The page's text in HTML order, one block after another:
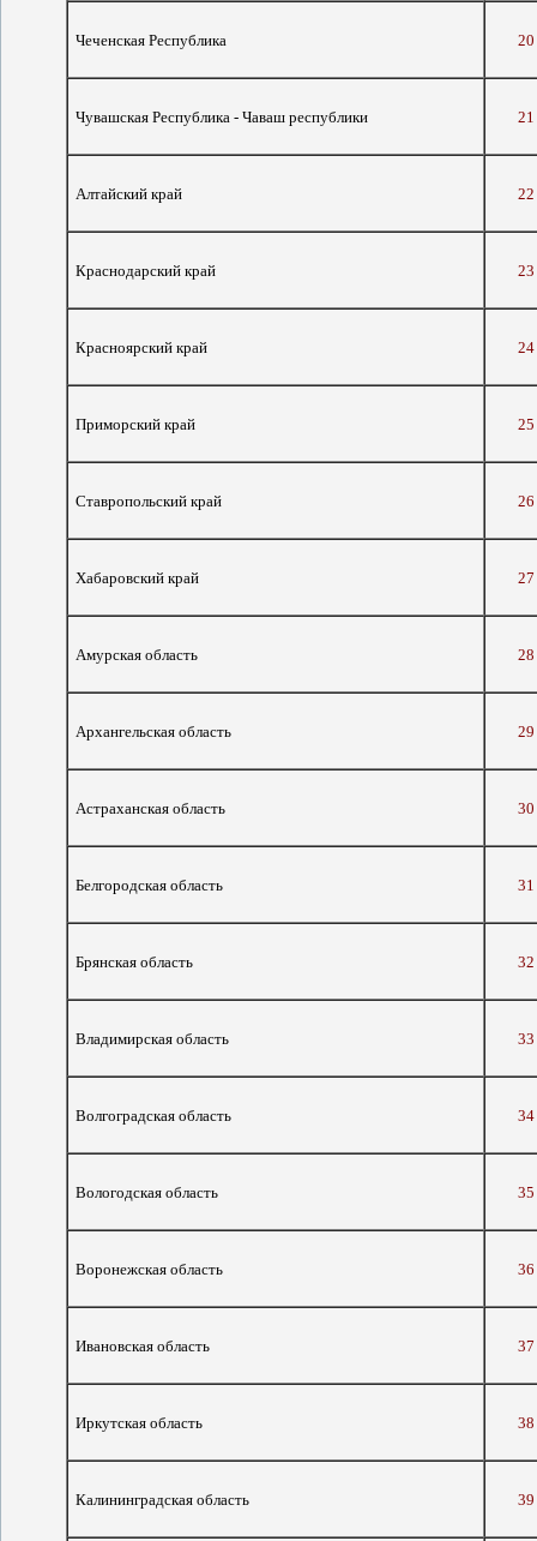
Чеченская Республика 20
Чувашская Республика - Чаваш республики 21
Алтайский край 22
Краснодарский край 23
Красноярский край 24
Приморский край 25
Ставропольский край 26
Хабаровский край 27
Амурская область 28
Архангельская область 29
Астраханская область 30
Белгородская область 31
Брянская область 32
Владимирская область 33
Волгоградская область 34
Вологодская область 35
Воронежская область 36
Ивановская область 37
Иркутская область 38
Калининградская область 39